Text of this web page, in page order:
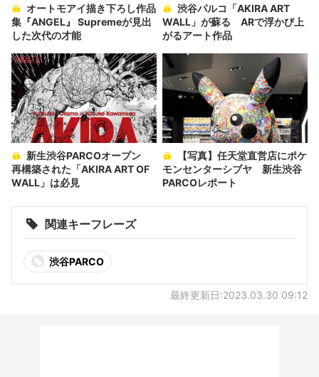
集『ANGEL』 Supremeが見出
した次代の才能
WALL」が蘇る ARで浮かび上
がるアート作品
再構築された「AKIRA ART OF
WALL」は必見
モンセンターシブヤ 新生渋谷
PARCOレポート
関連キーフレーズ
渋谷PARCO
最終更新日:2023.03.30 09:12